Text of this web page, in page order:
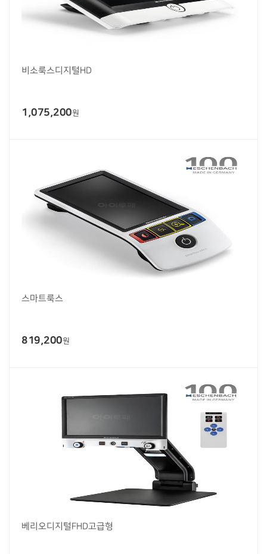
비소룩스디지털HD
1,075,200원
스마트룩스
819,200원
베리오디지털FHD고급형